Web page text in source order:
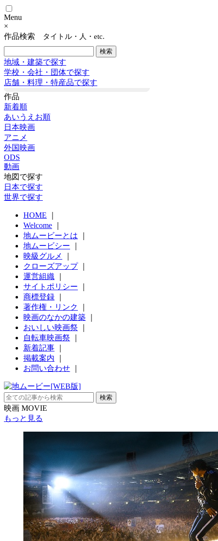
Menu
×
作品検索
タイトル・人・etc.
地域・建築で探す
学校・会社・団体で探す
店舗・料理・特産品で探す
作品
新着順
あいうえお順
日本映画
アニメ
外国映画
ODS
動画
地図で探す
日本で探す
世界で探す
HOME
Welcome
地ムービーとは
地ムービシー
映級グルメ
クローズアップ｜
運営組織
サイトポリシー
商標登録
著作権・リンク
映画のなかの建築
おいしい映画祭
自転車映画祭
新着記事
掲載案内
お問い合わせ
映画 MOVIE
もっと見る